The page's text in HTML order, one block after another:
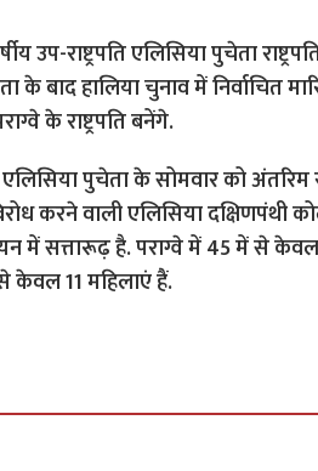
उप-राष्ट्रपति एलिसिया पुचेता
बाद हालिया चुनाव में निर्वाचित
के राष्ट्रपति बनेंगे.
पुचेता के सोमवार को अंतरिम
करने वाली एलिसिया दक्षिणपंथी
में सत्तारूढ़ है.पराग्वे में 45 में से
11 महिलाएं हैं.